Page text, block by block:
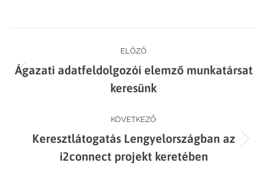
navigation
ELŐZŐ
Previous
post:
Ágazati adatfeldolgozói elemző munkatársat
keresünk
KÖVETKEZŐ
Next
post:
Keresztlátogatás Lengyelországban az
i2connect projekt keretében